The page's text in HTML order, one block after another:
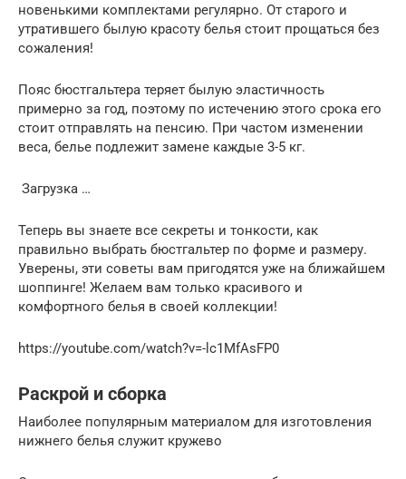
новенькими комплектами регулярно. От старого и
утратившего былую красоту белья стоит прощаться без
сожаления!
Пояс бюстгальтера теряет былую эластичность
примерно за год, поэтому по истечению этого срока его
стоит отправлять на пенсию. При частом изменении
веса, белье подлежит замене каждые 3-5 кг.
Загрузка …
Теперь вы знаете все секреты и тонкости, как
правильно выбрать бюстгальтер по форме и размеру.
Уверены, эти советы вам пригодятся уже на ближайшем
шоппинге! Желаем вам только красивого и
комфортного белья в своей коллекции!
https://youtube.com/watch?v=-lc1MfAsFP0
Раскрой и сборка
Наиболее популярным материалом для изготовления
нижнего белья служит кружево